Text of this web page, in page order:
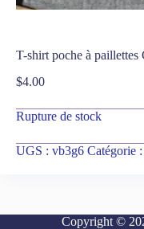
T-shirt poche à paillettes
$4.00
Rupture de stock
UGS : vb3g6 Catégorie :
Copyright ©